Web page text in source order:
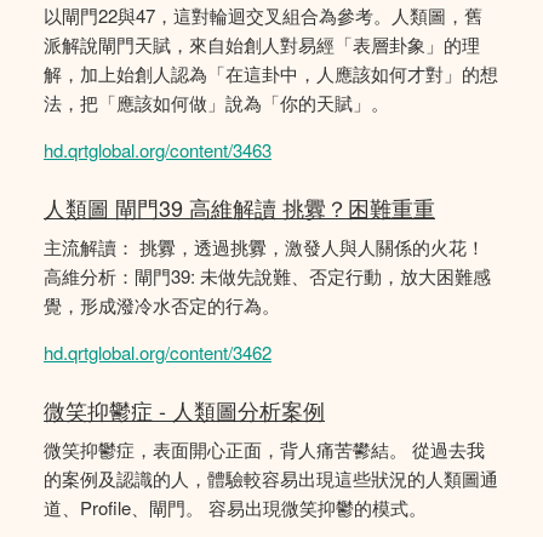
以閘門22與47，這對輪迴交叉組合為參考。人類圖，舊
派解說閘門天賦，來自始創人對易經「表層卦象」的理
解，加上始創人認為「在這卦中，人應該如何才對」的想
法，把「應該如何做」說為「你的天賦」。
hd.qrtglobal.org/content/3463
人類圖 閘門39 高維解讀 挑釁？困難重重
主流解讀： 挑釁，透過挑釁，激發人與人關係的火花！
高維分析：閘門39: 未做先說難、否定行動，放大困難感
覺，形成潑冷水否定的行為。
hd.qrtglobal.org/content/3462
微笑抑鬱症 - 人類圖分析案例
微笑抑鬱症，表面開心正面，背人痛苦鬰結。 從過去我
的案例及認識的人，體驗較容易出現這些狀況的人類圖通
道、Profile、閘門。 容易出現微笑抑鬱的模式。